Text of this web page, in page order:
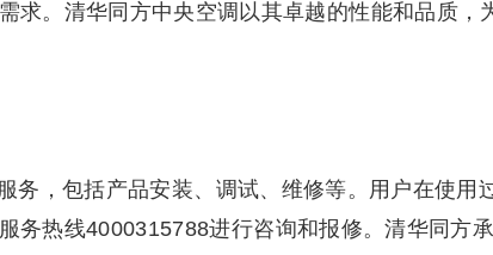
求。清华同方中央空调以其卓越的性能和品质，
务，包括产品安装、调试、维修等。用户在使用
务热线4000315788进行咨询和报修。清华同方